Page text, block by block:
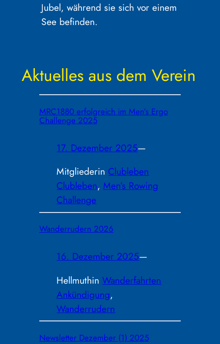
Aktuelles aus dem Verein
MRC1880 erfolgreich im Men’s Ergo
Challenge 2025
17. Dezember 2025—
Mitgliederin Clubleben
Clubleben, Men’s Rowing
Challenge
Wanderrudern 2026
16. Dezember 2025—
HellmuthinWanderfahrten
Ankündigung
Wanderrudern
Newsletter Dezember (1) 2025